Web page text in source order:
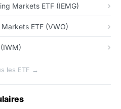
Markets ETF (IEMG)
ETF (VWO)
les ETF →